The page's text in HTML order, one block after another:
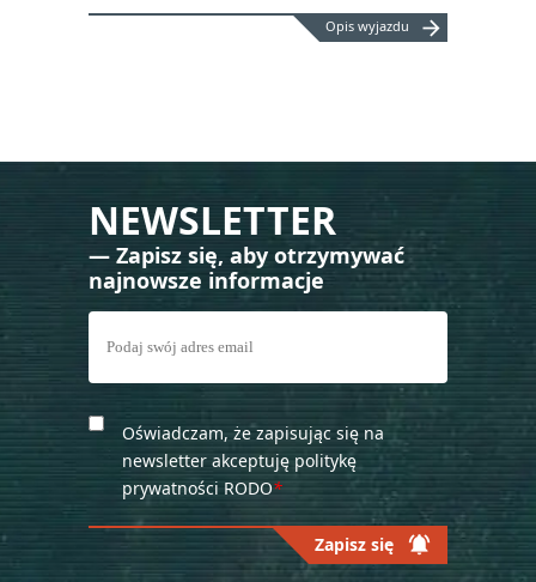
Opis wyjazdu arrow_forward
NEWSLETTER
— Zapisz się, aby otrzymywać
najnowsze informacje
Oświadczam, że zapisując się na
newsletter akceptuję politykę
prywatności RODO*
Zapisz się notifications_active